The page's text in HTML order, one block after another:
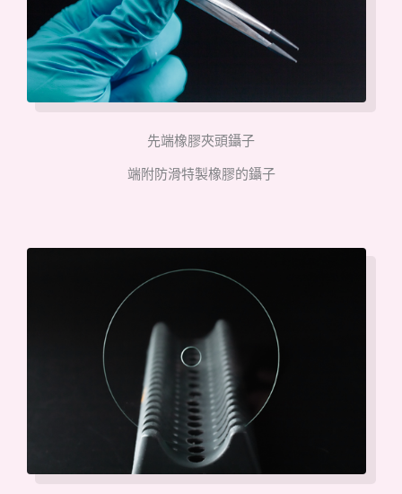
先端橡膠夾頭鑷子
端附防滑特製橡膠的鑷子